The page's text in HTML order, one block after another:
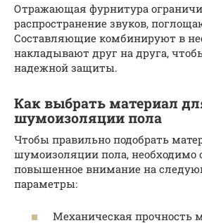
Отражающая фурнитура
распространение звуков,
Составляющие комбинируют в
накладывают друг на друга,
надежной защиты.
Как выбрать материал
шумоизоляции пола
Чтобы правильно подобрать
шумоизоляции пола, необходимо
повышенное внимание на
параметры:
Механическая прочность